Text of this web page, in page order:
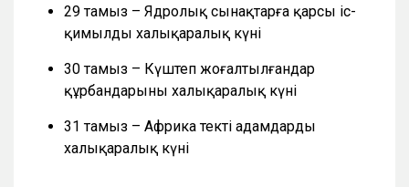
29 тамыз – Ядролық сынақтарға қарсы іс-
қимылдың халықаралық күні
30 тамыз – Күштеп жоғалтылғандар
құрбандарының халықаралық күні
31 тамыз – Африка текті адамдардың
халықаралық күні